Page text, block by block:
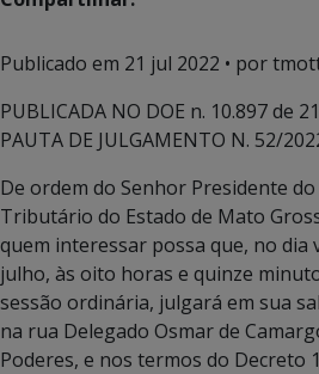
Publicado em 21 jul 2022 • por
PUBLICADA NO DOE n. 10.897 de
PAUTA DE JULGAMENTO N. 52/
De ordem do Senhor Presidente
Tributário do Estado de Mato
quem interessar possa que, no dia
julho, às oito horas e quinze
sessão ordinária, julgará em sua
na rua Delegado Osmar de
Poderes, e nos termos do Decreto